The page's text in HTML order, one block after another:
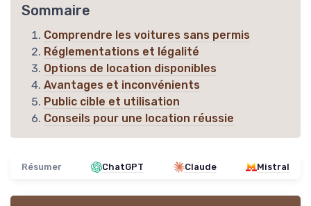
Sommaire
Comprendre les voitures sans permis
Réglementations et légalité
Options de location disponibles
Avantages et inconvénients
Public cible et utilisation
Conseils pour une location réussie
Résumer ChatGPT Claude Mistral